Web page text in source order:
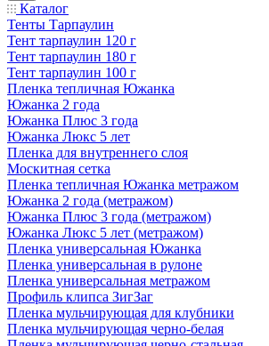
Каталог
Тенты Тарпаулин
Тент тарпаулин 120 г
Тент тарпаулин 180 г
Тент тарпаулин 100 г
Пленка тепличная Южанка
Южанка 2 года
Южанка Плюс 3 года
Южанка Люкс 5 лет
Пленка для внутреннего слоя
Москитная сетка
Пленка тепличная Южанка метражом
Южанка 2 года (метражом)
Южанка Плюс 3 года (метражом)
Южанка Люкс 5 лет (метражом)
Пленка универсальная Южанка
Пленка универсальная в рулоне
Пленка универсальная метражом
Профиль клипса ЗигЗаг
Пленка мульчирующая для клубники
Пленка мульчирующая черно-белая